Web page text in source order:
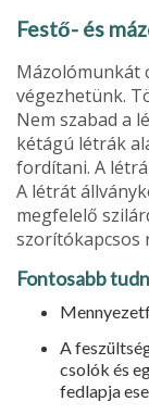
Festő- és
Mázolómunkát
végezhetünk.
Nem szabad a
kétágú létrák
fordítani. A
A létrát
megfelelő
szorítókapcsos
Fontosabb
A
csolók és
fedlapja